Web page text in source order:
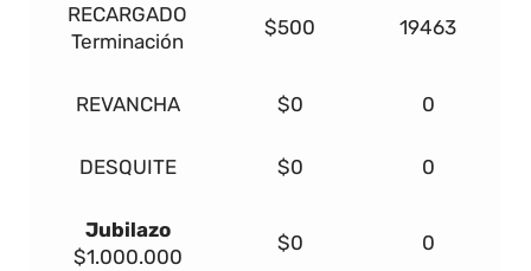
RECARGADO
Terminación
$500 19463
REVANCHA $0 0
DESQUITE $0 0
Jubilazo
$1.000.000
$0 0